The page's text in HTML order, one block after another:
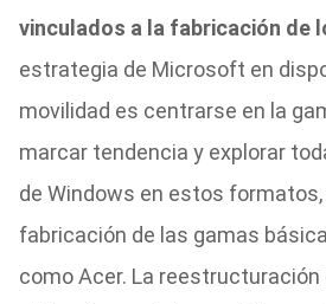
vinculados a la fabricación de
estrategia de Microsoft en
movilidad es centrarse en la
marcar tendencia y explorar
de Windows en estos formatos,
fabricación de las gamas
como Acer. La reestructuración